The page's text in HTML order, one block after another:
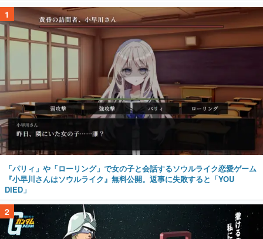
1
「パリィ」や「ローリング」で女の子と会話するソウルライク恋愛ゲーム
『小早川さんはソウルライク』無料公開。返事に失敗すると「YOU
DIED」
2